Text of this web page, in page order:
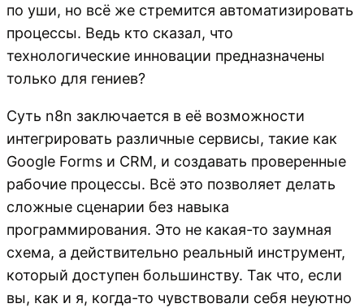
по уши, но всё же стремится автоматизировать
процессы. Ведь кто сказал, что
технологические инновации предназначены
только для гениев?
Суть n8n заключается в её возможности
интегрировать различные сервисы, такие как
Google Forms и CRM, и создавать проверенные
рабочие процессы. Всё это позволяет делать
сложные сценарии без навыка
программирования. Это не какая-то заумная
схема, а действительно реальный инструмент,
который доступен большинству. Так что, если
вы, как и я, когда-то чувствовали себя неуютно